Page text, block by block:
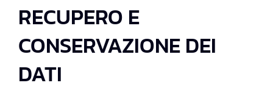
RECUPERO E
CONSERVAZIONE DEI
DATI